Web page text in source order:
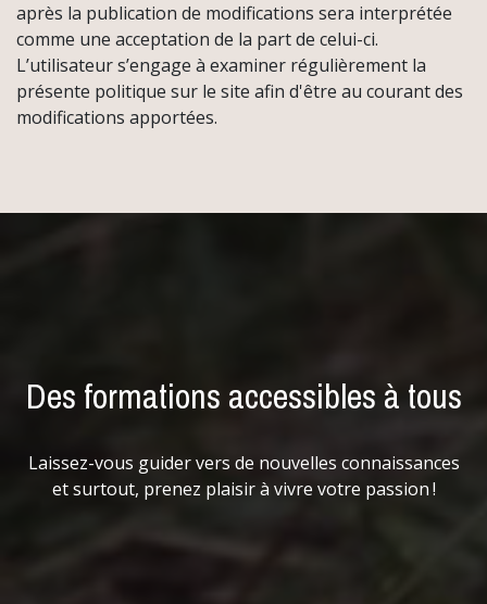
après la publication de modifications sera interprétée
comme une acceptation de la part de celui-ci.
L’utilisateur s’engage à examiner régulièrement la
présente politique sur le site afin d'être au courant des
modifications apportées.
Des formations accessibles à tous
Laissez-vous guider vers de nouvelles connaissances
et surtout, prenez plaisir à vivre votre passion !